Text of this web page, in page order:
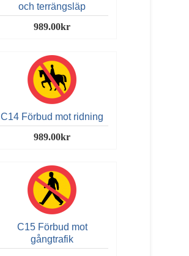
och terrängsläp
989.00kr
C14 Förbud mot ridning
989.00kr
C15 Förbud mot
gångtrafik